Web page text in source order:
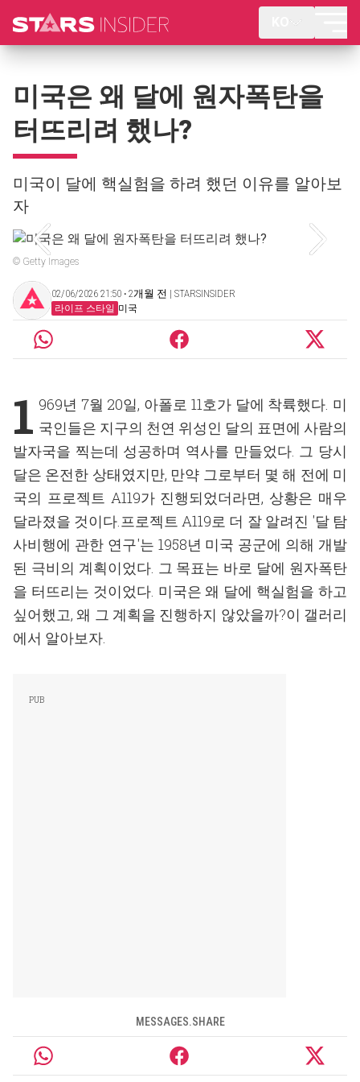
미국은 왜 달에 원자폭탄을
터뜨리려 했나?
미국이 달에 핵실험을 하려 했던 이유를 알아보
자
© Getty Images
02/06/2026 21:50 ‧ 2개월 전 | STARSINSIDER
라이프 스타일 미국
1 969년 7월 20일, 아폴로 11호가 달에 착륙했다. 미
국인들은 지구의 천연 위성인 달의 표면에 사람의
발자국을 찍는데 성공하며 역사를 만들었다. 그 당시
달은 온전한 상태였지만, 만약 그로부터 몇 해 전에 미
국의 프로젝트 A119가 진행되었더라면, 상황은 매우
달라졌을 것이다.프로젝트 A119로 더 잘 알려진 '달 탐
사비행에 관한 연구'는 1958년 미국 공군에 의해 개발
된 극비의 계획이었다. 그 목표는 바로 달에 원자폭탄
을 터뜨리는 것이었다. 미국은 왜 달에 핵실험을 하고
싶어했고, 왜 그 계획을 진행하지 않았을까?이 갤러리
에서 알아보자.
MESSAGES.SHARE